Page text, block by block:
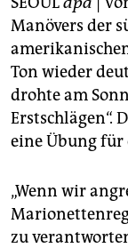
fragen & hilfe
unterstützen
abo
genossenschaft
epaper login
Manövers der
Ton wieder
drohte am
Erstschlägen“.
eine Übung
„Wenn wir
zu